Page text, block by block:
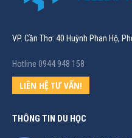
VP. Cần Thơ: 40 Huỳnh Phan Hộ,
Hotline 0944 948 158
LIÊN HỆ TƯ VẤN!
THÔNG TIN DU HỌC